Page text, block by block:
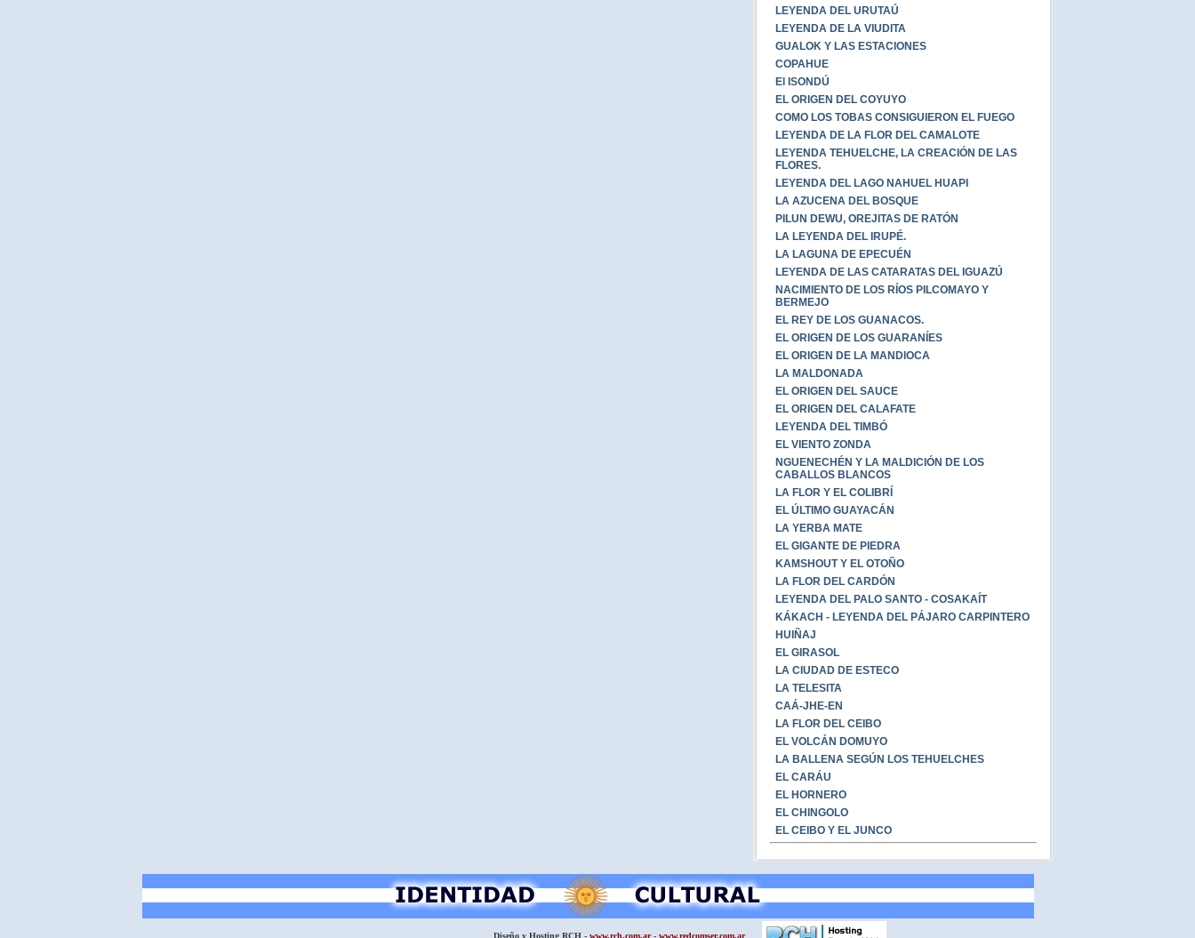
LEYENDA DEL URUTAÚ
LEYENDA DE LA VIUDITA
GUALOK Y LAS ESTACIONES
COPAHUE
El ISONDÚ
EL ORIGEN DEL COYUYO
COMO LOS TOBAS CONSIGUIERON EL FUEGO
LEYENDA DE LA FLOR DEL CAMALOTE
LEYENDA TEHUELCHE, LA CREACIÓN DE LAS
FLORES.
LEYENDA DEL LAGO NAHUEL HUAPI
LA AZUCENA DEL BOSQUE
PILUN DEWU, OREJITAS DE RATÓN
LA LEYENDA DEL IRUPÉ.
LA LAGUNA DE EPECUÉN
LEYENDA DE LAS CATARATAS DEL IGUAZÚ
NACIMIENTO DE LOS RÍOS PILCOMAYO Y
BERMEJO
EL REY DE LOS GUANACOS.
EL ORIGEN DE LOS GUARANÍES
EL ORIGEN DE LA MANDIOCA
LA MALDONADA
EL ORIGEN DEL SAUCE
EL ORIGEN DEL CALAFATE
LEYENDA DEL TIMBÓ
EL VIENTO ZONDA
NGUENECHÉN Y LA MALDICIÓN DE LOS
CABALLOS BLANCOS
LA FLOR Y EL COLIBRÍ
EL ÚLTIMO GUAYACÁN
LA YERBA MATE
EL GIGANTE DE PIEDRA
KAMSHOUT Y EL OTOÑO
LA FLOR DEL CARDÓN
LEYENDA DEL PALO SANTO - COSAKAÍT
KÁKACH - LEYENDA DEL PÁJARO CARPINTERO
HUIÑAJ
EL GIRASOL
LA CIUDAD DE ESTECO
LA TELESITA
CAÁ-JHE-EN
LA FLOR DEL CEIBO
EL VOLCÁN DOMUYO
LA BALLENA SEGÚN LOS TEHUELCHES
EL CARÁU
EL HORNERO
EL CHINGOLO
EL CEIBO Y EL JUNCO
Diseño y Hosting RCH - www.rch.com.ar - www.redcomser.com.ar